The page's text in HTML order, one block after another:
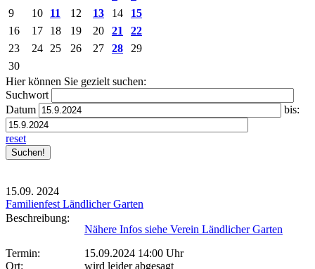
9
10 11 12 13 14
15
16
17 18 19 20 21
22
23
24 25 26 27 28
29
30
Hier können Sie gezielt suchen:
Suchwort
Datum
bis:
reset
15.09. 2024
Familienfest Ländlicher Garten
Beschreibung:
Nähere Infos siehe Verein Ländlicher Garten
Termin:
15.09.2024 14:00 Uhr
Ort:
wird leider abgesagt